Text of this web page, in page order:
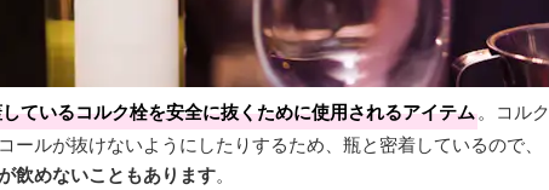
ているコルク栓を安全に抜くために使用されるアイテム。コルク
ールが抜けないようにしたりするため、瓶と密着しているので、
飲めないこともあります。